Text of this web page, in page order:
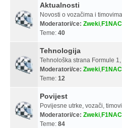
Aktualnosti
Novosti o vozačima i
Moderatori/ce: Zweki,F1NAC
Teme: 40
Tehnologija
Tehnološka strana Formule
Moderatori/ce: Zweki,F1NAC
Teme: 12
Povijest
Povijesne utrke, vozači,
Moderatori/ce: Zweki,F1NAC
Teme: 84